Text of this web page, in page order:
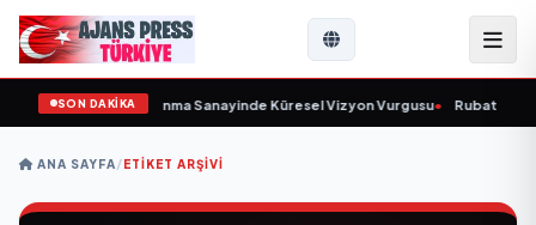
SON DAKİKA
Açıkladı ve Savunma Sanayinde Küresel Vizyon Vurgusu• Rubato
ANA SAYFA/ETIKET ARŞIVI